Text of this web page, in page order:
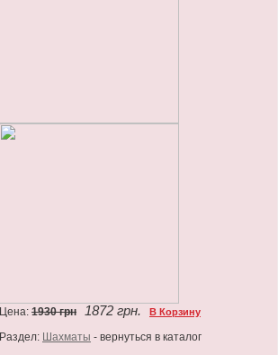
Цена: 1930 грн 1872 грн. В Корзину
Раздел: Шахматы - вернуться в каталог